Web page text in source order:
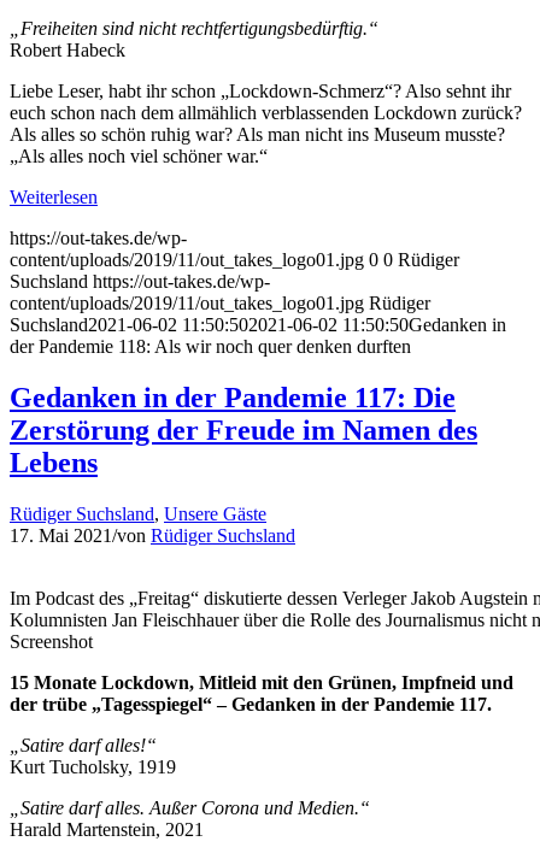
„Freiheiten sind nicht rechtfertigungsbedürftig.“
Robert Habeck
Liebe Leser, habt ihr schon „Lockdown-Schmerz“? Also sehnt ihr
euch schon nach dem allmählich verblassenden Lockdown zurück?
Als alles so schön ruhig war? Als man nicht ins Museum musste?
„Als alles noch viel schöner war.“
Weiterlesen
https://out-takes.de/wp-
content/uploads/2019/11/out_takes_logo01.jpg 0 0 Rüdiger
Suchsland https://out-takes.de/wp-
content/uploads/2019/11/out_takes_logo01.jpg Rüdiger
Suchsland2021-06-02 11:50:502021-06-02 11:50:50Gedanken in
der Pandemie 118: Als wir noch quer denken durften
Gedanken in der Pandemie 117: Die
Zerstörung der Freude im Namen des
Lebens
Rüdiger Suchsland, Unsere Gäste
17. Mai 2021/von Rüdiger Suchsland
Im Podcast des „Freitag“ diskutierte dessen Verleger Jakob Augstein
Kolumnisten Jan Fleischhauer über die Rolle des Journalismus nicht
Screenshot
15 Monate Lockdown, Mitleid mit den Grünen, Impfneid und
der trübe „Tagesspiegel“ – Gedanken in der Pandemie 117.
„Satire darf alles!“
Kurt Tucholsky, 1919
„Satire darf alles. Außer Corona und Medien.“
Harald Martenstein, 2021